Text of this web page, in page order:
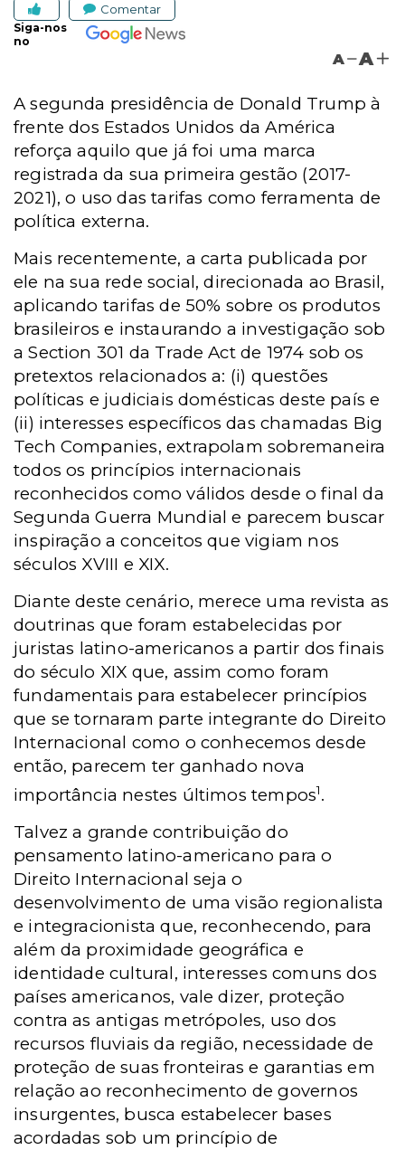
Comentar
Siga-nos
no
A A
A segunda presidência de Donald Trump à
frente dos Estados Unidos da América
reforça aquilo que já foi uma marca
registrada da sua primeira gestão (2017-
2021), o uso das tarifas como ferramenta de
política externa.
Mais recentemente, a carta publicada por
ele na sua rede social, direcionada ao Brasil,
aplicando tarifas de 50% sobre os produtos
brasileiros e instaurando a investigação sob
a Section 301 da Trade Act de 1974 sob os
pretextos relacionados a: (i) questões
políticas e judiciais domésticas deste país e
(ii) interesses específicos das chamadas Big
Tech Companies, extrapolam sobremaneira
todos os princípios internacionais
reconhecidos como válidos desde o final da
Segunda Guerra Mundial e parecem buscar
inspiração a conceitos que vigiam nos
séculos XVIII e XIX.
Diante deste cenário, merece uma revista as
doutrinas que foram estabelecidas por
juristas latino-americanos a partir dos finais
do século XIX que, assim como foram
fundamentais para estabelecer princípios
que se tornaram parte integrante do Direito
Internacional como o conhecemos desde
então, parecem ter ganhado nova
importância nestes últimos tempos1.
Talvez a grande contribuição do
pensamento latino-americano para o
Direito Internacional seja o
desenvolvimento de uma visão regionalista
e integracionista que, reconhecendo, para
além da proximidade geográfica e
identidade cultural, interesses comuns dos
países americanos, vale dizer, proteção
contra as antigas metrópoles, uso dos
recursos fluviais da região, necessidade de
proteção de suas fronteiras e garantias em
relação ao reconhecimento de governos
insurgentes, busca estabelecer bases
acordadas sob um princípio de